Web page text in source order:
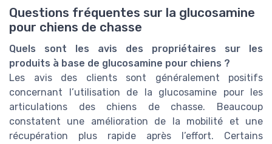
Questions fréquentes sur la glucosamine
pour chiens de chasse
Quels sont les avis des propriétaires sur les
produits à base de glucosamine pour chiens ?
Les avis des clients sont généralement positifs
concernant l’utilisation de la glucosamine pour les
articulations des chiens de chasse. Beaucoup
constatent une amélioration de la mobilité et une
récupération plus rapide après l’effort. Certains